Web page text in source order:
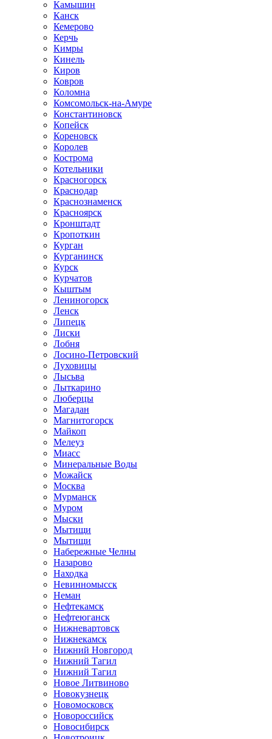
Камышин
Канск
Кемерово
Керчь
Кимры
Кинель
Киров
Ковров
Коломна
Комсомольск-на-Амуре
Константиновск
Копейск
Кореновск
Королев
Кострома
Котельники
Красногорск
Краснодар
Краснознаменск
Красноярск
Кронштадт
Кропоткин
Курган
Курганинск
Курск
Курчатов
Кыштым
Лениногорск
Ленск
Липецк
Лиски
Лобня
Лосино-Петровский
Луховицы
Лысьва
Лыткарино
Люберцы
Магадан
Магнитогорск
Майкоп
Мелеуз
Миасс
Минеральные Воды
Можайск
Москва
Мурманск
Муром
Мыски
Мытищи
Мытищи
Набережные Челны
Назарово
Находка
Невинномысск
Неман
Нефтекамск
Нефтеюганск
Нижневартовск
Нижнекамск
Нижний Новгород
Нижний Тагил
Нижний Тагил
Новое Литвиново
Новокузнецк
Новомосковск
Новороссийск
Новосибирск